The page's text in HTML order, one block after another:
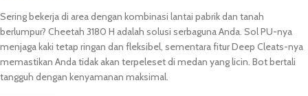
Sering bekerja di area dengan kombinasi lantai pabrik dan tanah
berlumpur? Cheetah 3180 H adalah solusi serbaguna Anda. Sol PU-nya
menjaga kaki tetap ringan dan fleksibel, sementara fitur Deep Cleats-nya
memastikan Anda tidak akan terpeleset di medan yang licin. Bot bertali
tangguh dengan kenyamanan maksimal.